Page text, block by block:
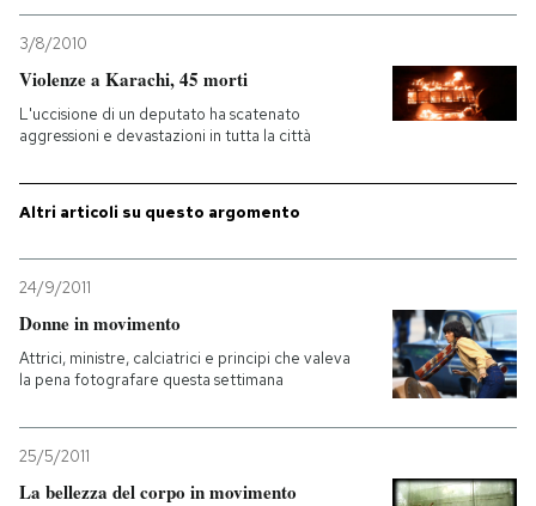
NEWSLETTER
CALENDARIO
AREA PERSONALE
3/8/2010
Violenze a Karachi, 45 morti
L'uccisione di un deputato ha scatenato
aggressioni e devastazioni in tutta la città
Altri articoli su questo argomento
24/9/2011
Donne in movimento
Attrici, ministre, calciatrici e principi che valeva
la pena fotografare questa settimana
25/5/2011
La bellezza del corpo in movimento